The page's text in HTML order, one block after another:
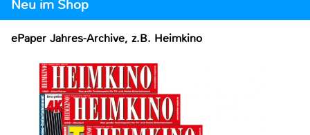
Neu im Shop
ePaper Jahres-Archive, z.B. Heimkino